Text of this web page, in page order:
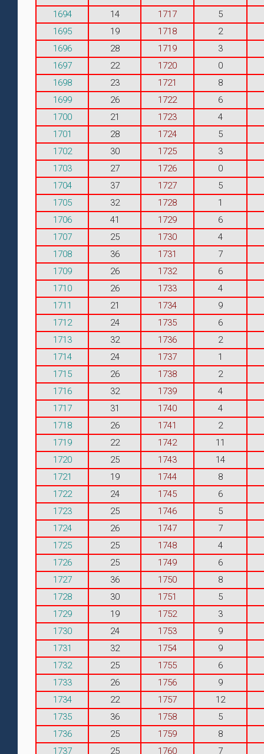
1694
14 1717
5
1695
19 1718
2
1696
28 1719
3
1697
22 1720
0
1698
23 1721
8
1699
26 1722
6
1700
21 1723
4
1701
28 1724
5
1702
30 1725
3
1703
27 1726
0
1704
37 1727
5
1705
32 1728
1
1706
41 1729
6
1707
25 1730
4
1708
36 1731
7
1709
26 1732
6
1710
26 1733
4
1711
21 1734
9
1712
24 1735
6
1713
32 1736
2
1714
24 1737
1
1715
26 1738
2
1716
32 1739
4
1717
31 1740
4
1718
26 1741
2
1719
22 1742
11
1720
25 1743
14
1721
19 1744
8
1722
24 1745
6
1723
25 1746
5
1724
26 1747
7
1725
25 1748
4
1726
25 1749
6
1727
36 1750
8
1728
30 1751
5
1729
19 1752
3
1730
24 1753
9
1731
32 1754
9
1732
25 1755
6
1733
26 1756
9
1734
22 1757
12
1735
36 1758
5
1736
25 1759
8
1737
25 1760
7